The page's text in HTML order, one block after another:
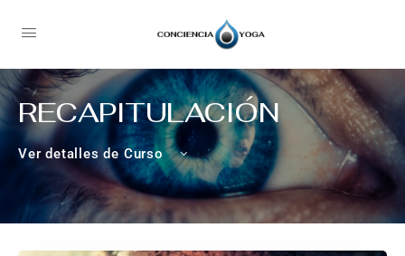
RECAPITULACIÓN
Ver detalles de Curso